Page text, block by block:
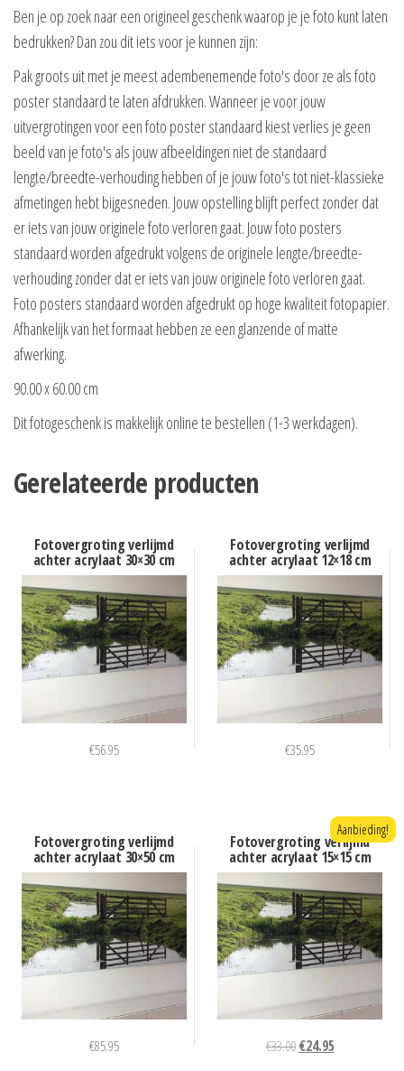
Ben je op zoek naar een origineel geschenk waarop je je foto kunt laten
bedrukken? Dan zou dit iets voor je kunnen zijn:
Pak groots uit met je meest adembenemende foto's door ze als foto
poster standaard te laten afdrukken. Wanneer je voor jouw
uitvergrotingen voor een foto poster standaard kiest verlies je geen
beeld van je foto's als jouw afbeeldingen niet de standaard
lengte/breedte-verhouding hebben of je jouw foto's tot niet-klassieke
afmetingen hebt bijgesneden. Jouw opstelling blijft perfect zonder dat
er iets van jouw originele foto verloren gaat. Jouw foto posters
standaard worden afgedrukt volgens de originele lengte/breedte-
verhouding zonder dat er iets van jouw originele foto verloren gaat.
Foto posters standaard worden afgedrukt op hoge kwaliteit fotopapier.
Afhankelijk van het formaat hebben ze een glanzende of matte
afwerking.
90.00 x 60.00 cm
Dit fotogeschenk is makkelijk online te bestellen (1-3 werkdagen).
Gerelateerde producten
Fotovergroting verlijmd
achter acrylaat 30×30 cm
€56.95
Fotovergroting verlijmd
achter acrylaat 12×18 cm
€35.95
Fotovergroting verlijmd
achter acrylaat 30×50 cm
€85.95
Fotovergroting verlijmd
achter acrylaat 15×15 cm
Aanbieding!
€33.00 Oorspronkelijke
€24.95Huidige